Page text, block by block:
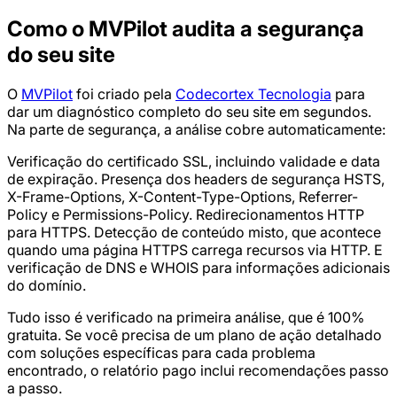
Como o MVPilot audita a segurança
do seu site
O MVPilot foi criado pela Codecortex Tecnologia para
dar um diagnóstico completo do seu site em segundos.
Na parte de segurança, a análise cobre automaticamente:
Verificação do certificado SSL, incluindo validade e data
de expiração. Presença dos headers de segurança HSTS,
X-Frame-Options, X-Content-Type-Options, Referrer-
Policy e Permissions-Policy. Redirecionamentos HTTP
para HTTPS. Detecção de conteúdo misto, que acontece
quando uma página HTTPS carrega recursos via HTTP. E
verificação de DNS e WHOIS para informações adicionais
do domínio.
Tudo isso é verificado na primeira análise, que é 100%
gratuita. Se você precisa de um plano de ação detalhado
com soluções específicas para cada problema
encontrado, o relatório pago inclui recomendações passo
a passo.